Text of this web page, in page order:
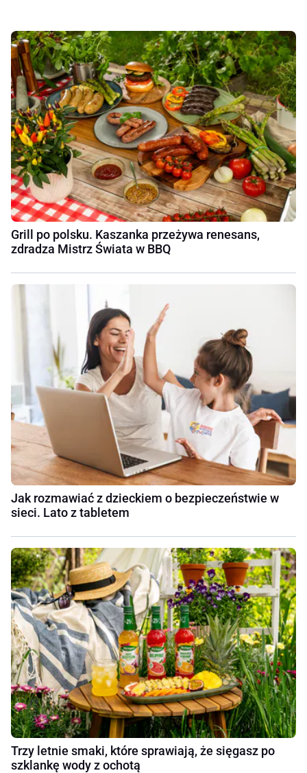
Grill po polsku. Kaszanka przeżywa renesans,
zdradza Mistrz Świata w BBQ
Jak rozmawiać z dzieckiem o bezpieczeństwie w
sieci. Lato z tabletem
Trzy letnie smaki, które sprawiają, że sięgasz po
szklankę wody z ochotą